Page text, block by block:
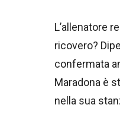
L’allenatore
ricovero?
confermata
Maradona è
nella sua